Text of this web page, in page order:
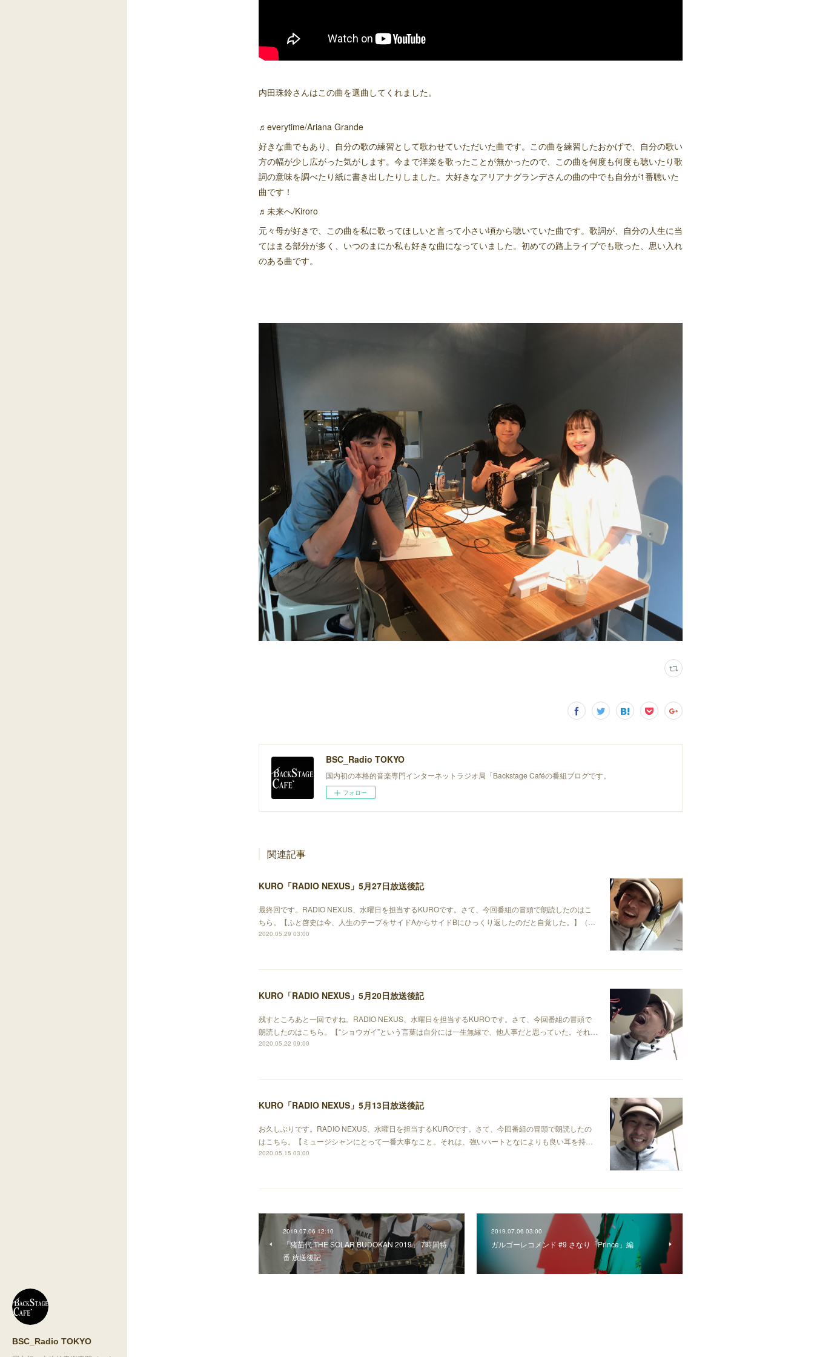
BSC_Radio TOKYO
内田珠鈴さんはこの曲を選曲してくれました。
♬everytime/Ariana Grande
好きな曲でもあり、自分の歌の練習として歌わせていただいた曲です。この曲を練習したおかげで、自分の歌い
方の幅が少し広がった気がします。今まで洋楽を歌ったことが無かったので、この曲を何度も何度も聴いたり歌
詞の意味を調べたり紙に書き出したりしました。大好きなアリアナグランデさんの曲の中でも自分が1番聴いた
曲です！
♬未来へ/Kiroro
元々母が好きで、この曲を私に歌ってほしいと言って小さい頃から聴いていた曲です。歌詞が、自分の人生に当
てはまる部分が多く、いつのまにか私も好きな曲になっていました。初めての路上ライブでも歌った、思い入れ
のある曲です。
BSC_Radio TOKYO
国内初の本格的音楽専門インターネットラジオ局「Backstage Caféの番組ブログです。
フォロー
関連記事
KURO「RADIO NEXUS」5月27日放送後記
最終回です。RADIO NEXUS、水曜日を担当するKUROです。さて、今回番組の冒頭で朗読したのはこ
ちら。【ふと啓史は今、人生のテープをサイドAからサイドBにひっくり返したのだと自覚した。】（…
2020.05.29 03:00
KURO「RADIO NEXUS」5月20日放送後記
残すところあと一回ですね。RADIO NEXUS、水曜日を担当するKUROです。さて、今回番組の冒頭で
朗読したのはこちら。【“ショウガイ”という言葉は自分には一生無縁で、他人事だと思っていた。それ…
2020.05.22 09:00
KURO「RADIO NEXUS」5月13日放送後記
お久しぶりです。RADIO NEXUS、水曜日を担当するKUROです。さて、今回番組の冒頭で朗読したの
はこちら。【ミュージシャンにとって一番大事なこと。それは、強いハートとなによりも良い耳を持…
2020.05.15 03:00
2019.07.06 12:10
「猪苗代 THE SOLAR BUDOKAN 2019」 7時間特
番 放送後記
2019.07.06 03:00
ガルゴーレコメンド #9 さなり「Prince」編